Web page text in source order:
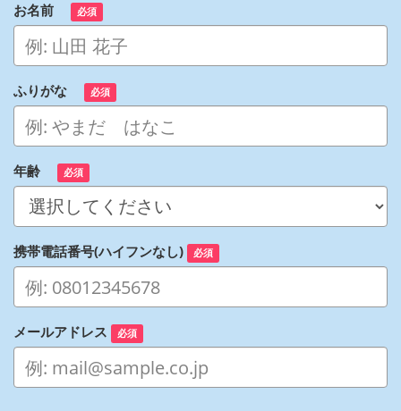
お名前 必須
ふりがな 必須
年齢 必須
携帯電話番号(ハイフンなし) 必須
メールアドレス 必須